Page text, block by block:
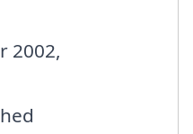
2002,